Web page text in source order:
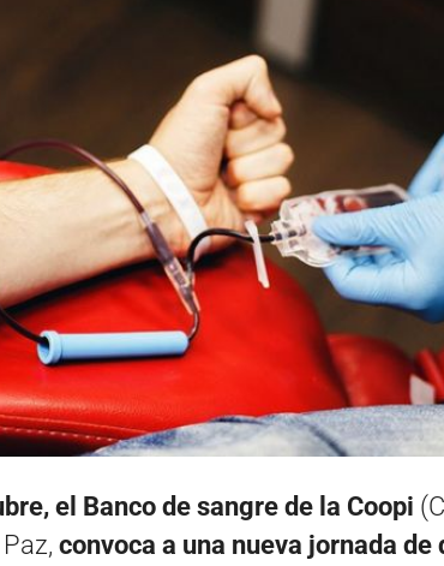
el Banco de sangre de la Coopi
convoca a una nueva jornada de